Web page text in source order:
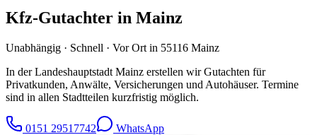
Kfz-Gutachter in Mainz
Unabhängig · Schnell · Vor Ort in 55116 Mainz
In der Landeshauptstadt Mainz erstellen wir Gutachten für
Privatkunden, Anwälte, Versicherungen und Autohäuser. Termine
sind in allen Stadtteilen kurzfristig möglich.
0151 29517742 WhatsApp